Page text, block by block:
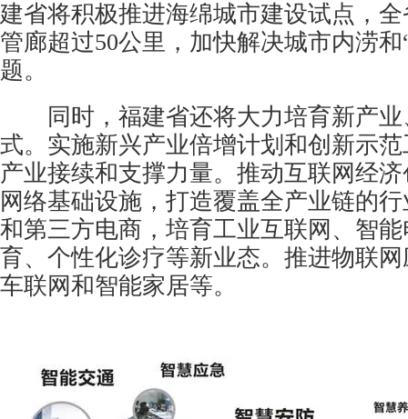
建省将积极推进海绵城市建设试点，
管廊超过50公里，加快解决城市内涝
题。
同时，福建省还将大力培育新产业
式。实施新兴产业倍增计划和创新示
产业接续和支撑力量。推动互联网经
网络基础设施，打造覆盖全产业链的
和第三方电商，培育工业互联网、智
育、个性化诊疗等新业态。推进物联
车联网和智能家居等。